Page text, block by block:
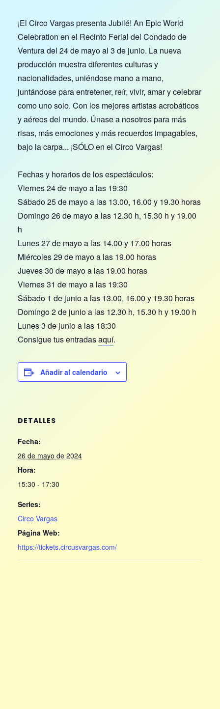
¡El Circo Vargas presenta Jubilé! An Epic World
Celebration en el Recinto Ferial del Condado de
Ventura del 24 de mayo al 3 de junio. La nueva
producción muestra diferentes culturas y
nacionalidades, uniéndose mano a mano,
juntándose para entretener, reír, vivir, amar y celebrar
como uno solo. Con los mejores artistas acrobáticos
y aéreos del mundo. Únase a nosotros para más
risas, más emociones y más recuerdos impagables,
bajo la carpa... ¡SÓLO en el Circo Vargas!
Fechas y horarios de los espectáculos:
Viernes 24 de mayo a las 19:30
Sábado 25 de mayo a las 13.00, 16.00 y 19.30 horas
Domingo 26 de mayo a las 12.30 h, 15.30 h y 19.00
h
Lunes 27 de mayo a las 14.00 y 17.00 horas
Miércoles 29 de mayo a las 19.00 horas
Jueves 30 de mayo a las 19.00 horas
Viernes 31 de mayo a las 19:30
Sábado 1 de junio a las 13.00, 16.00 y 19.30 horas
Domingo 2 de junio a las 12.30 h, 15.30 h y 19.00 h
Lunes 3 de junio a las 18:30
Consigue tus entradasaquí.
Añadir al calendario
DETALLES
Fecha:
26 de mayo de 2024
Hora:
15:30 - 17:30
Series:
Circo Vargas
Página Web:
https://tickets.circusvargas.com/